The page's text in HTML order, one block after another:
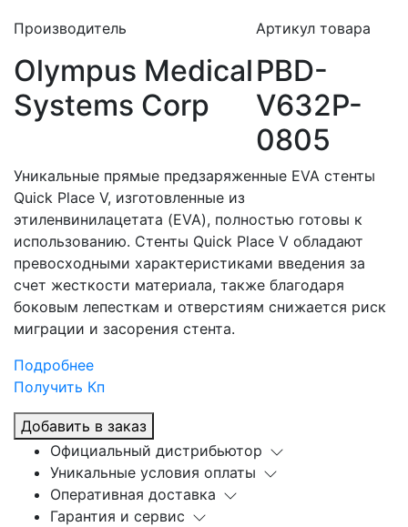
Производитель
Olympus Medical
Systems Corp
Артикул товара
PBD-
V632P-
0805
Уникальные прямые предзаряженные EVA стенты
Quick Place V, изготовленные из
этиленвинилацетата (EVA), полностью готовы к
использованию. Стенты Quick Place V обладают
превосходными характеристиками введения за
счет жесткости материала, также благодаря
боковым лепесткам и отверстиям снижается риск
миграции и засорения стента.
Подробнее
Получить Кп
Добавить в заказ
Официальный дистрибьютор
Уникальные условия оплаты
Оперативная доставка
Гарантия и сервис